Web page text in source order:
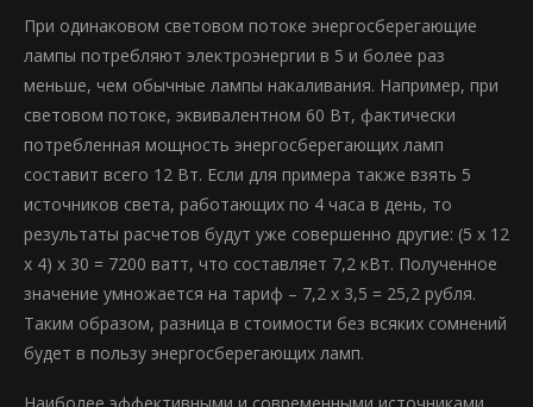
При одинаковом световом потоке энергосберегающие
лампы потребляют электроэнергии в 5 и более раз
меньше, чем обычные лампы накаливания. Например, при
световом потоке, эквивалентном 60 Вт, фактически
потребленная мощность энергосберегающих ламп
составит всего 12 Вт. Если для примера также взять 5
источников света, работающих по 4 часа в день, то
результаты расчетов будут уже совершенно другие: (5 х 12
х 4) х 30 = 7200 ватт, что составляет 7,2 кВт. Полученное
значение умножается на тариф – 7,2 х 3,5 = 25,2 рубля.
Таким образом, разница в стоимости без всяких сомнений
будет в пользу энергосберегающих ламп.